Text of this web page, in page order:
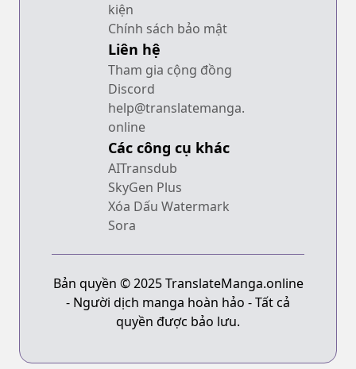
kiện
Chính sách bảo mật
Liên hệ
Tham gia cộng đồng
Discord
help@translatemanga.
online
Các công cụ khác
AITransdub
SkyGen Plus
Xóa Dấu Watermark
Sora
Bản quyền © 2025 TranslateManga.online
- Người dịch manga hoàn hảo - Tất cả
quyền được bảo lưu.